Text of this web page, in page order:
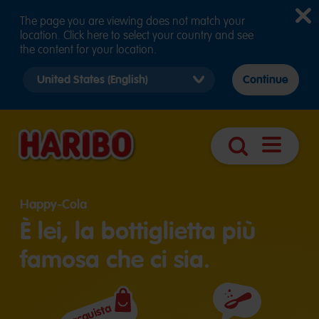
Ricerca Apri
Happy-Cola
È lei, la bottiglietta più
famosa che ci sia.
The page you are viewing does not match your
location. Click here to select your country and see
the content for your location.
country
Continue